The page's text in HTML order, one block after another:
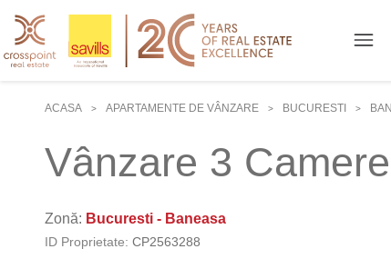
ACASA
> APARTAMENTE DE VÂNZARE > BUCURESTI >
Vânzare 3
Zonă: Bucuresti - Baneasa
ID Proprietate: CP2563288